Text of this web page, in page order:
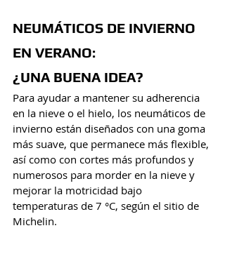
NEUMÁTICOS DE INVIERNO
EN VERANO:
¿UNA BUENA IDEA?
Para ayudar a mantener su adherencia
en la nieve o el hielo, los neumáticos de
invierno están diseñados con una goma
más suave, que permanece más flexible,
así como con cortes más profundos y
numerosos para morder en la nieve y
mejorar la motricidad bajo
temperaturas de 7 °C, según el sitio de
Michelin.